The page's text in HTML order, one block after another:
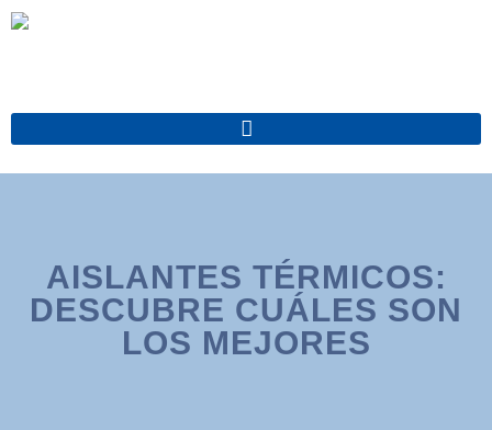
AISLANTES TÉRMICOS:
DESCUBRE CUÁLES SON
LOS MEJORES